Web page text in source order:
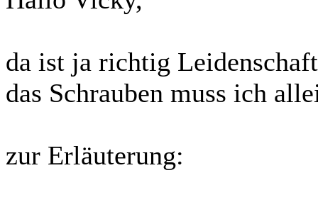
da ist ja richtig
das Schrauben muss ich
zur Erläuterung: